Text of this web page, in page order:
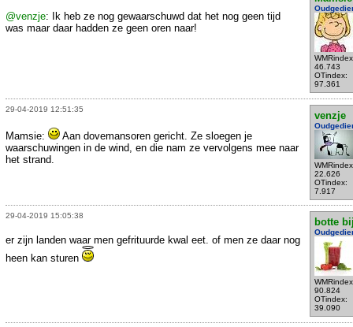
46.743
OTindex:
97.361
@venzje: Ik heb ze nog gewaarschuwd dat het nog geen tijd
was maar daar hadden ze geen oren naar!
29-04-2019 12:51:35
venzje
22.626
OTindex:
7.917
Mamsie:
Aan dovemansoren gericht. Ze sloegen je
waarschuwingen in de wind, en die nam ze vervolgens mee naar
het strand.
29-04-2019 15:05:38
botte
90.824
OTindex:
39.090
er zijn landen waar men gefrituurde kwal eet. of men ze daar nog
heen kan sturen